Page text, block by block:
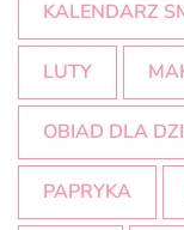
KALENDARZ
LUTY
OBIAD DLA
PAPRYKA